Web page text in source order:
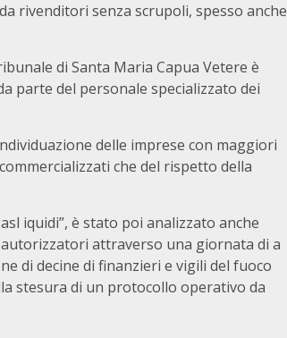
rivenditori senza scrupoli, spesso anche
di Santa Maria Capua Vetere è
parte del personale specializzato dei
delle imprese con maggiori
che del rispetto della
iquidi”, è stato poi analizzato anche
attraverso una giornata di a
di decine di finanzieri e vigili del fuoco
stesura di un protocollo operativo da